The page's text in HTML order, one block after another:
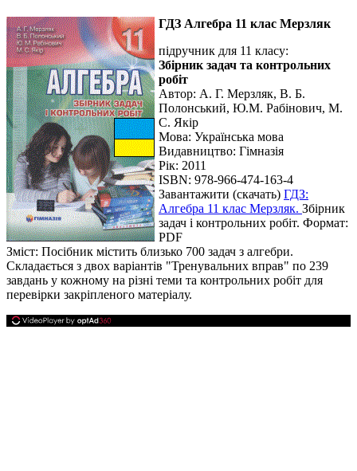
ГДЗ Алгебра 11 клас Мерзляк
підручник для 11 класу:
Збірник задач та контрольних
робіт
Автор: А. Г. Мерзляк, В. Б.
Полонський, Ю.М. Рабінович, М.
С. Якір
Мова: Українська мова
Видавництво: Гімназія
Рік: 2011
ISBN: 978-966-474-163-4
Завантажити (скачать) ГДЗ:
Алгебра 11 клас Мерзляк. Збірник
задач і контрольних робіт. Формат:
PDF
Зміст: Посібник містить близько 700 задач з алгебри.
Складається з двох варіантів "Тренувальних вправ" по 239
завдань у кожному на різні теми та контрольних робіт для
перевірки закріпленого матеріалу.